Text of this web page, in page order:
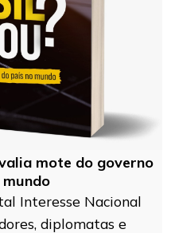
mote do governo
Interesse Nacional
diplomatas e